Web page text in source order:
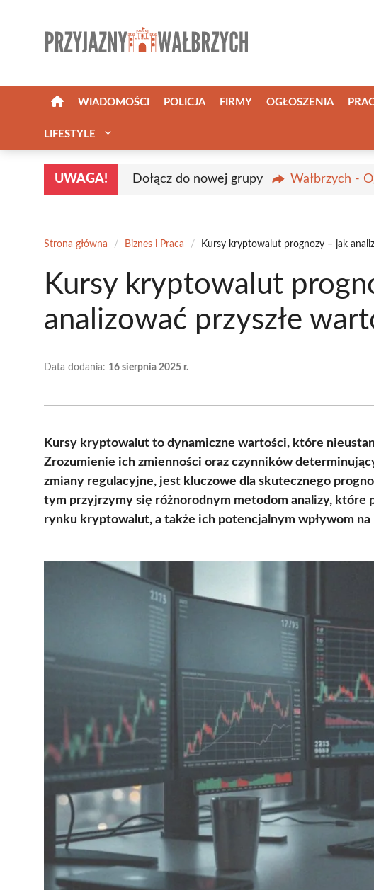
WIADOMOŚCI POLICJA FIRMY OGŁOSZENIA
LIFESTYLE
UWAGA! Dołącz do nowej grupy Wałbrzych -
Strona główna / Biznes i Praca / Kursy kryptowalut prognozy – jak
Kursy kryptowalut
analizować przyszłe
Data dodania: 16 sierpnia 2025 r.
Kursy kryptowalut to dynamiczne wartości, które
Zrozumienie ich zmienności oraz czynników
zmiany regulacyjne, jest kluczowe dla skutecznego
tym przyjrzymy się różnorodnym metodom analizy, które
rynku kryptowalut, a także ich potencjalnym wpływom